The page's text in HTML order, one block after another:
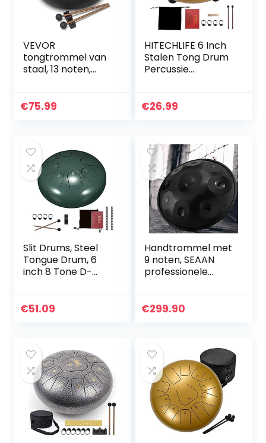
VEVOR
tongtrommel van
staal, 13 noten,
tong drum mini
€75.99
HITECHLIFE 6 Inch
Stalen Tong Drum
Percussie
met 2 Drumsticks
Zazen Meditatie
€26.99
Slit Drums, Steel
Tongue Drum, 6
inch 8 Tone D-
Drumsticks, Tas,
Muziekconcert,
Green
€51.09
Handtrommel met
9 noten, SEAAN
professionele
9-tint, gemakkelijk
€299.90